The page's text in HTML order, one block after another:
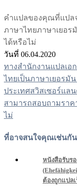
คำแปลของคุณที่แปล
ภาษาไทยภาษาเยอร
ได้หรือไม่
วันที่ 06.04.2020
แนะแนว
เรื่อง
ทางสำนักงานแปลเอ
ไทยเป็นภาษาเยอรมั
ประเทศสวิสเซอร์แล
สามารถสอบถามราค
ไม่
ที่อาจสนใจคุณเช่นกัน
หนังสือรับร
ต้องถูกแปล